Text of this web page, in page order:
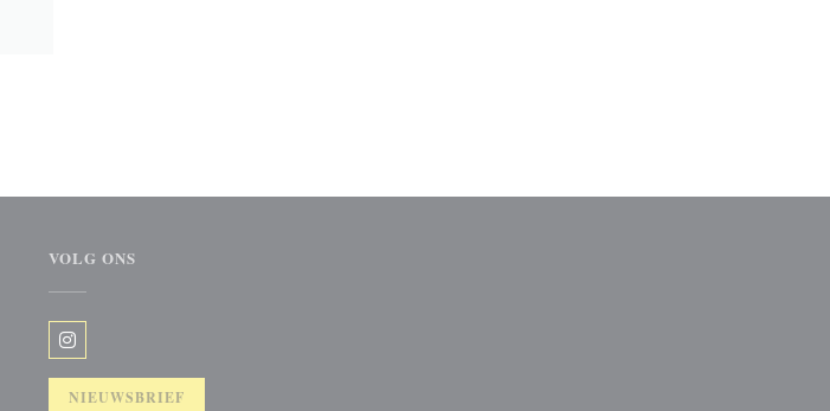
VOLG ONS
Instagram ((opent in een nieuw venster))
NIEUWSBRIEF